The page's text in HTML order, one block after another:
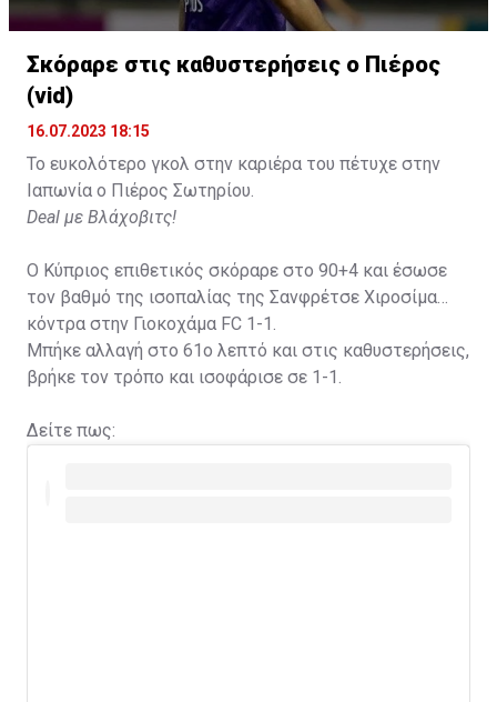
Σκόραρε στις καθυστερήσεις ο Πιέρος
(vid)
16.07.2023 18:15
Το ευκολότερο γκολ στην καριέρα του πέτυχε στην
Ιαπωνία ο Πιέρος Σωτηρίου.
Deal με Βλάχοβιτς!
Ο Κύπριος επιθετικός σκόραρε στο 90+4 και έσωσε
τον βαθμό της ισοπαλίας της Σανφρέτσε Χιροσίμα
κόντρα στην Γιοκοχάμα FC 1-1.
Μπήκε αλλαγή στο 61ο λεπτό και στις καθυστερήσεις,
βρήκε τον τρόπο και ισοφάρισε σε 1-1.
Δείτε πως: